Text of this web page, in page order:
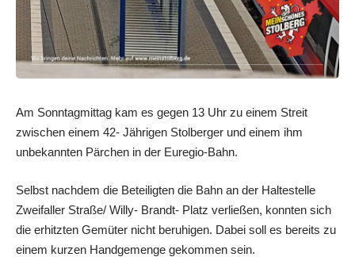
Am Sonntagmittag kam es gegen 13 Uhr zu einem Streit
zwischen einem 42- Jährigen Stolberger und einem ihm
unbekannten Pärchen in der Euregio-Bahn.
Selbst nachdem die Beteiligten die Bahn an der Haltestelle
Zweifaller Straße/ Willy- Brandt- Platz verließen, konnten sich
die erhitzten Gemüter nicht beruhigen. Dabei soll es bereits zu
einem kurzen Handgemenge gekommen sein.